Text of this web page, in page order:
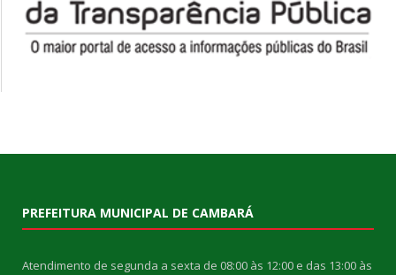
PREFEITURA MUNICIPAL DE CAMBARÁ
Atendimento de segunda a sexta de 08:00 às 12:00 e das 13:00 às